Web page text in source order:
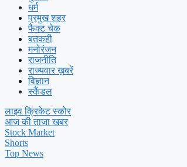
धर्म
प्रमुख शहर
फैक्ट चेक
बतकही
मनोरंजन
राजनीति
राज्यवार ख़बरें
विज्ञान
स्कैंडल
लाइव क्रिकेट स्कोर
आज की ताजा खबर
Stock Market
Shorts
Top News